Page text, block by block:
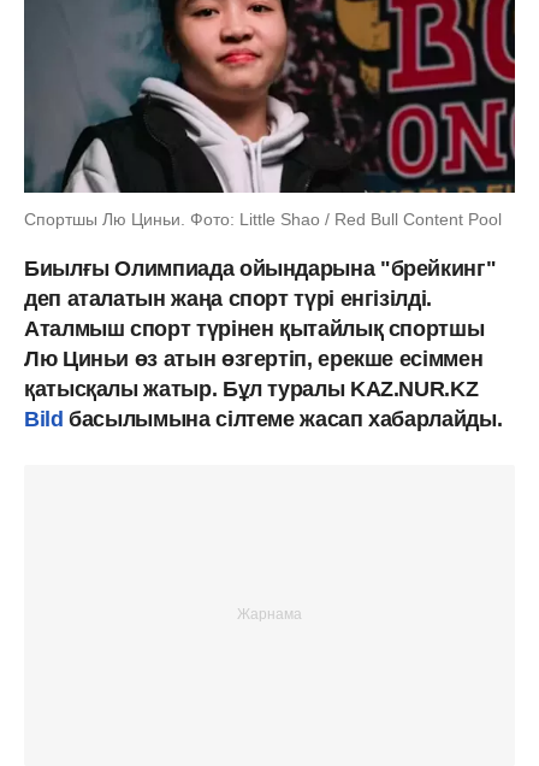
Спортшы Лю Циньи. Фото: Little Shao / Red Bull Content Pool
Биылғы Олимпиада ойындарына "брейкинг"
деп аталатын жаңа спорт түрі енгізілді.
Аталмыш спорт түрінен қытайлық спортшы
Лю Циньи өз атын өзгертіп, ерекше есіммен
қатысқалы жатыр. Бұл туралы KAZ.NUR.KZ
Bild басылымына сілтеме жасап хабарлайды.